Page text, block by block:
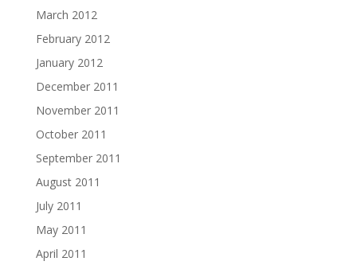
March 2012
February 2012
January 2012
December 2011
November 2011
October 2011
September 2011
August 2011
July 2011
May 2011
April 2011